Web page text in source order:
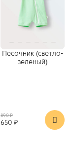
Песочник (светло-
зеленый)
890 ₽
650 ₽